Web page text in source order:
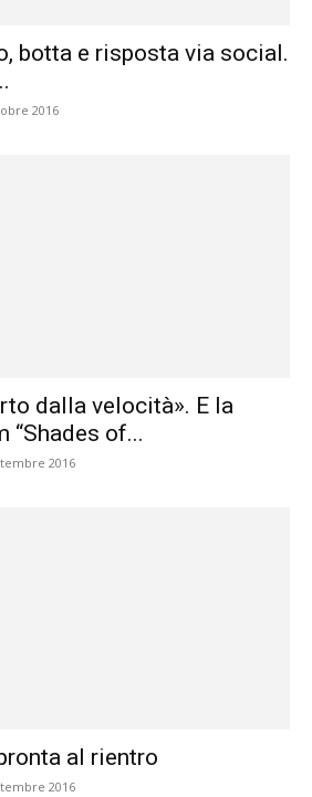
botta e risposta via social.
2016
dalla velocità». E la
“Shades of...
2016
al rientro
2016